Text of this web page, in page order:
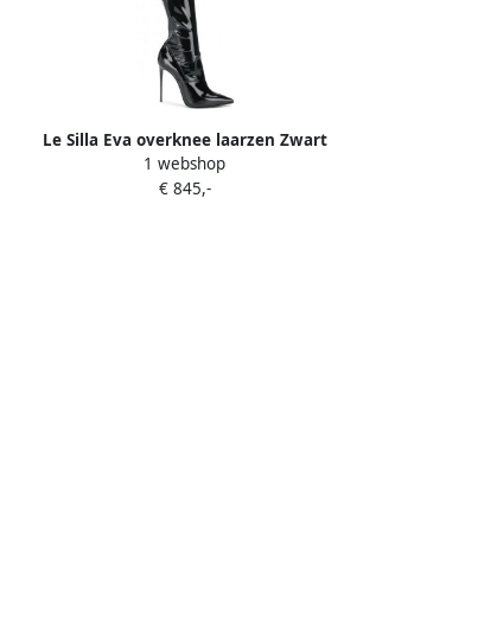
Le Silla Eva overknee laarzen Zwart
1 webshop
€ 845,-